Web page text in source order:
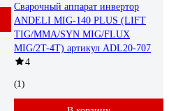
Сварочный аппарат инвертор
ANDELI MIG-140 PLUS (LIFT
TIG/MMA/SYN MIG/FLUX
MIG/2T-4T) артикул ADL20-707
4
(1)